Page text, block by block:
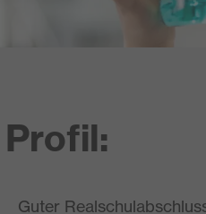
Guter